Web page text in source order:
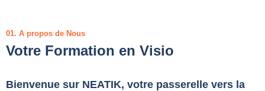
01. A propos de Nous
Votre Formation en Visio
Bienvenue sur NEATIK, votre passerelle vers la